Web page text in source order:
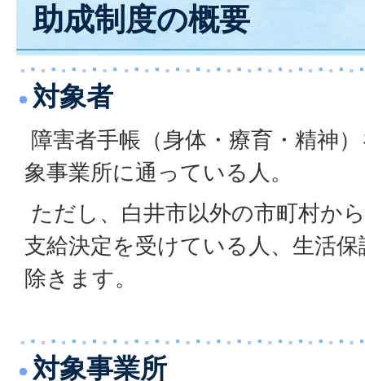
助成制度の概要
対象者
障害者手帳（身体・療育・精神
象事業所に通っている人。
ただし、白井市以外の市町村か
支給決定を受けている人、生活
除きます。
対象事業所